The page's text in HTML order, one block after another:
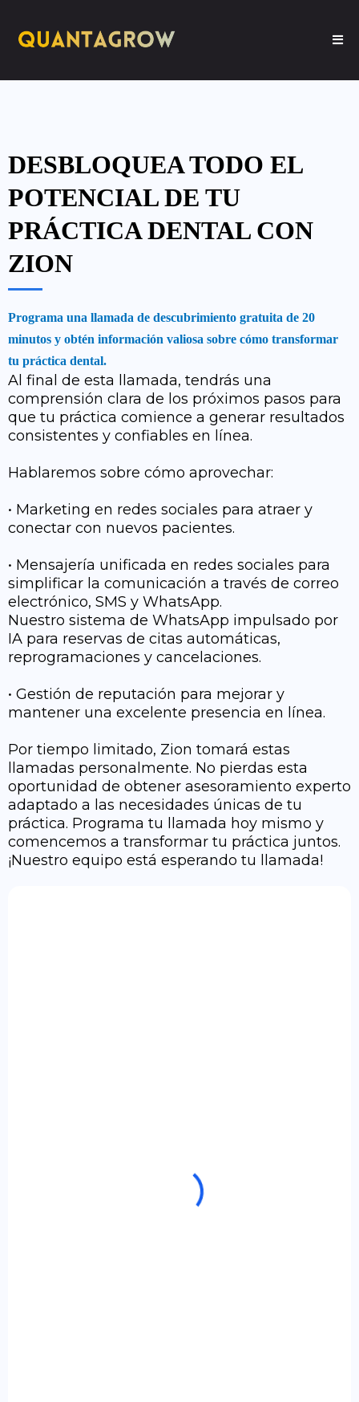
DESBLOQUEA TODO EL
POTENCIAL DE TU
PRÁCTICA DENTAL CON
ZION
Programa una llamada de descubrimiento gratuita de 20
minutos y obtén información valiosa sobre cómo transformar
tu práctica dental.
Al final de esta llamada, tendrás una
comprensión clara de los próximos pasos para
que tu práctica comience a generar resultados
consistentes y confiables en línea.
Hablaremos sobre cómo aprovechar:
• Marketing en redes sociales para atraer y
conectar con nuevos pacientes.
• Mensajería unificada en redes sociales para
simplificar la comunicación a través de correo
electrónico, SMS y WhatsApp.
Nuestro sistema de WhatsApp impulsado por
IA para reservas de citas automáticas,
reprogramaciones y cancelaciones.
• Gestión de reputación para mejorar y
mantener una excelente presencia en línea.
Por tiempo limitado, Zion tomará estas
llamadas personalmente. No pierdas esta
oportunidad de obtener asesoramiento experto
adaptado a las necesidades únicas de tu
práctica. Programa tu llamada hoy mismo y
comencemos a transformar tu práctica juntos.
¡Nuestro equipo está esperando tu llamada!